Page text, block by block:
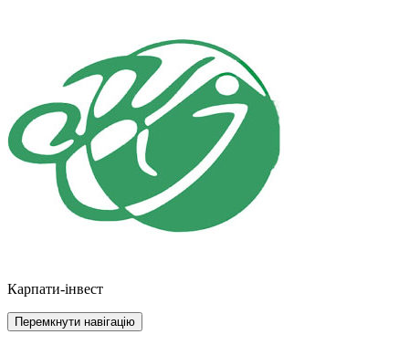
Карпати-інвест
Перемкнути навігацію